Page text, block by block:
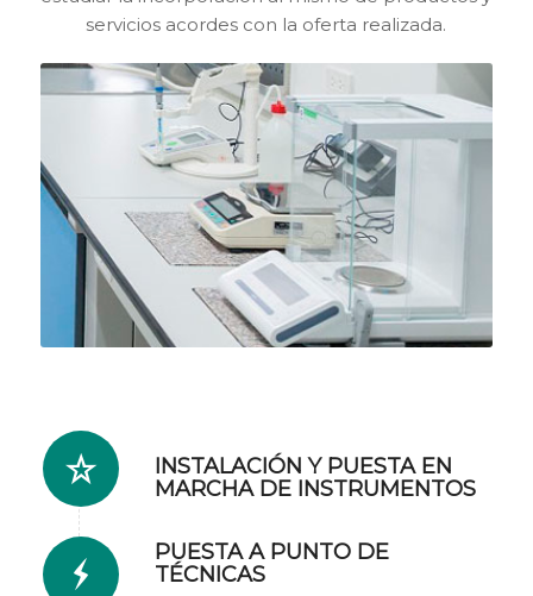
servicios acordes con la oferta realizada.
INSTALACIÓN Y PUESTA EN
MARCHA DE INSTRUMENTOS
PUESTA A PUNTO DE
TÉCNICAS